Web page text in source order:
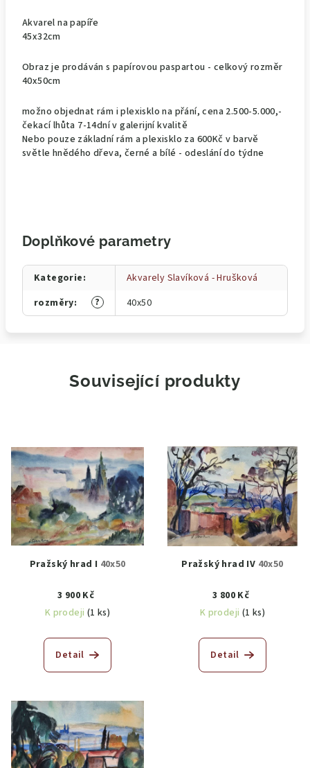
Akvarel na papíře
45x32cm
Obraz je prodáván s papírovou paspartou - celkový rozměr
40x50cm
možno objednat rám i plexisklo na přání, cena 2.500-5.000,-
čekací lhůta 7-14dní v galerijní kvalitě
Nebo pouze základní rám a plexisklo za 600Kč v barvě
světle hnědého dřeva, černé a bílé - odeslání do týdne
Doplňkové parametry
Kategorie:
Akvarely Slavíková - Hrušková
?
rozměry: 40x50
Související produkty
Pražský hrad I 40x50
3 900 Kč
K prodeji (1 ks)
Detail
Pražský hrad IV 40x50
3 800 Kč
K prodeji (1 ks)
Detail